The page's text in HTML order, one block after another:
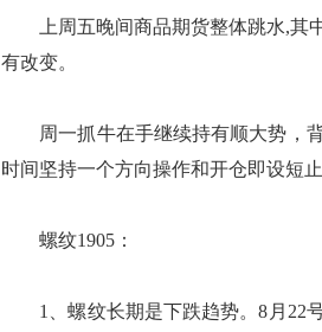
上周五晚间商品期货整体跳水,其中
有改变。
周一抓牛在手继续持有顺大势，背
时间坚持一个方向操作和开仓即设短
螺纹1905：
1、螺纹长期是下跌趋势。8月22号